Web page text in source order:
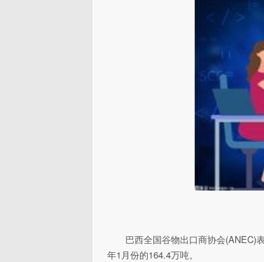
巴西全国谷物出口商协会(ANEC)
年1月份的164.4万吨。